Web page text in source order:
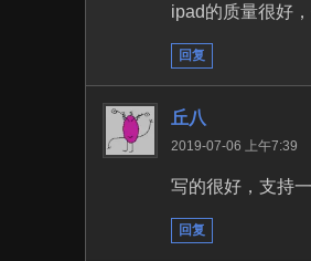
ipad的质量很好
回复
丘八
2019-07-06 上午7:39
写的很好，支持
回复